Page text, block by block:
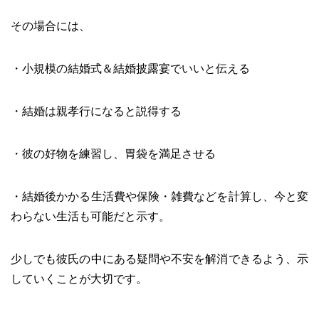
その場合には、
・小規模の結婚式＆結婚披露宴でいいと伝える
・結婚は親孝行になると説得する
・彼の好物を練習し、胃袋を満足させる
・結婚後かかる生活費や保険・雑費などを計算し、今と変
わらない生活も可能だと示す。
少しでも彼氏の中にある疑問や不安を解消できるよう、示
していくことが大切です。